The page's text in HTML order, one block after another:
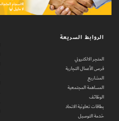
الروابط السريعة
المتجر الالكتروني
فرص الأعمال التجارية
المشاريع
المساهمة المجتمعية
الوظائف
بطاقات تعاونية الاتحاد
خدمة التوصيل